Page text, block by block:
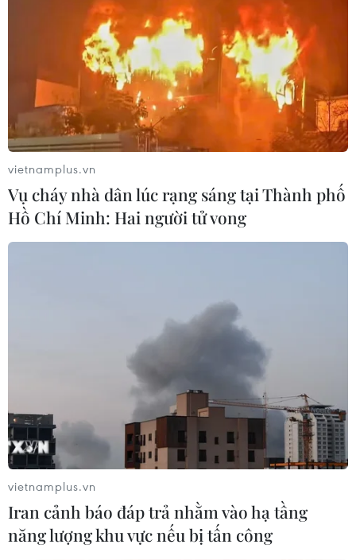
vietnamplus.vn
Vụ cháy nhà dân lúc rạng sáng tại Thành phố
Hồ Chí Minh: Hai người tử vong
vietnamplus.vn
Iran cảnh báo đáp trả nhằm vào hạ tầng
năng lượng khu vực nếu bị tấn công